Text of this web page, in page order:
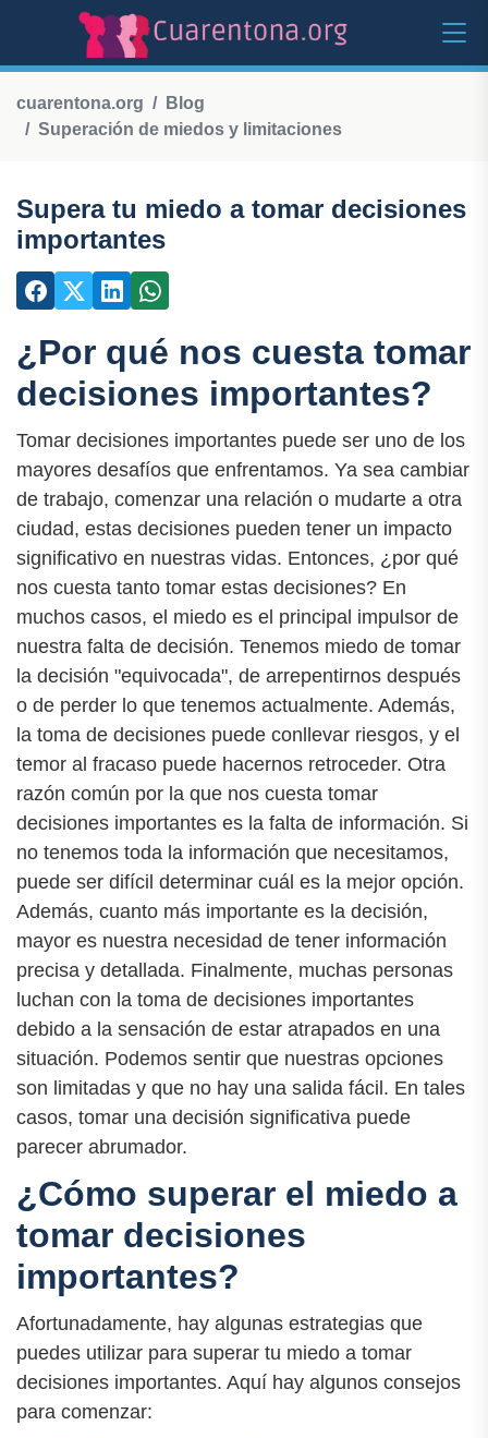
cuarentona.org
Blog
Superación de miedos y limitaciones
Supera tu miedo a tomar decisiones
importantes
¿Por qué nos cuesta tomar
decisiones importantes?
Tomar decisiones importantes puede ser uno de los
mayores desafíos que enfrentamos. Ya sea cambiar
de trabajo, comenzar una relación o mudarte a otra
ciudad, estas decisiones pueden tener un impacto
significativo en nuestras vidas. Entonces, ¿por qué
nos cuesta tanto tomar estas decisiones? En
muchos casos, el miedo es el principal impulsor de
nuestra falta de decisión. Tenemos miedo de tomar
la decisión "equivocada", de arrepentirnos después
o de perder lo que tenemos actualmente. Además,
la toma de decisiones puede conllevar riesgos, y el
temor al fracaso puede hacernos retroceder. Otra
razón común por la que nos cuesta tomar
decisiones importantes es la falta de información. Si
no tenemos toda la información que necesitamos,
puede ser difícil determinar cuál es la mejor opción.
Además, cuanto más importante es la decisión,
mayor es nuestra necesidad de tener información
precisa y detallada. Finalmente, muchas personas
luchan con la toma de decisiones importantes
debido a la sensación de estar atrapados en una
situación. Podemos sentir que nuestras opciones
son limitadas y que no hay una salida fácil. En tales
casos, tomar una decisión significativa puede
parecer abrumador.
¿Cómo superar el miedo a
tomar decisiones
importantes?
Afortunadamente, hay algunas estrategias que
puedes utilizar para superar tu miedo a tomar
decisiones importantes. Aquí hay algunos consejos
para comenzar: